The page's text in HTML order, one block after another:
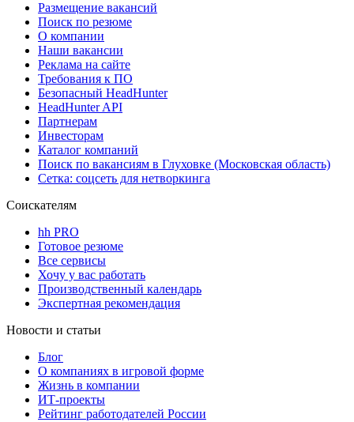
Размещение вакансий
Поиск по резюме
О компании
Наши вакансии
Реклама на сайте
Требования к ПО
Безопасный HeadHunter
HeadHunter API
Партнерам
Инвесторам
Каталог компаний
Поиск по вакансиям в Глуховке (Московская область)
Сетка: соцсеть для нетворкинга
Соискателям
hh PRO
Готовое резюме
Все сервисы
Хочу у вас работать
Производственный календарь
Экспертная рекомендация
Новости и статьи
Блог
О компаниях в игровой форме
Жизнь в компании
ИТ-проекты
Рейтинг работодателей России